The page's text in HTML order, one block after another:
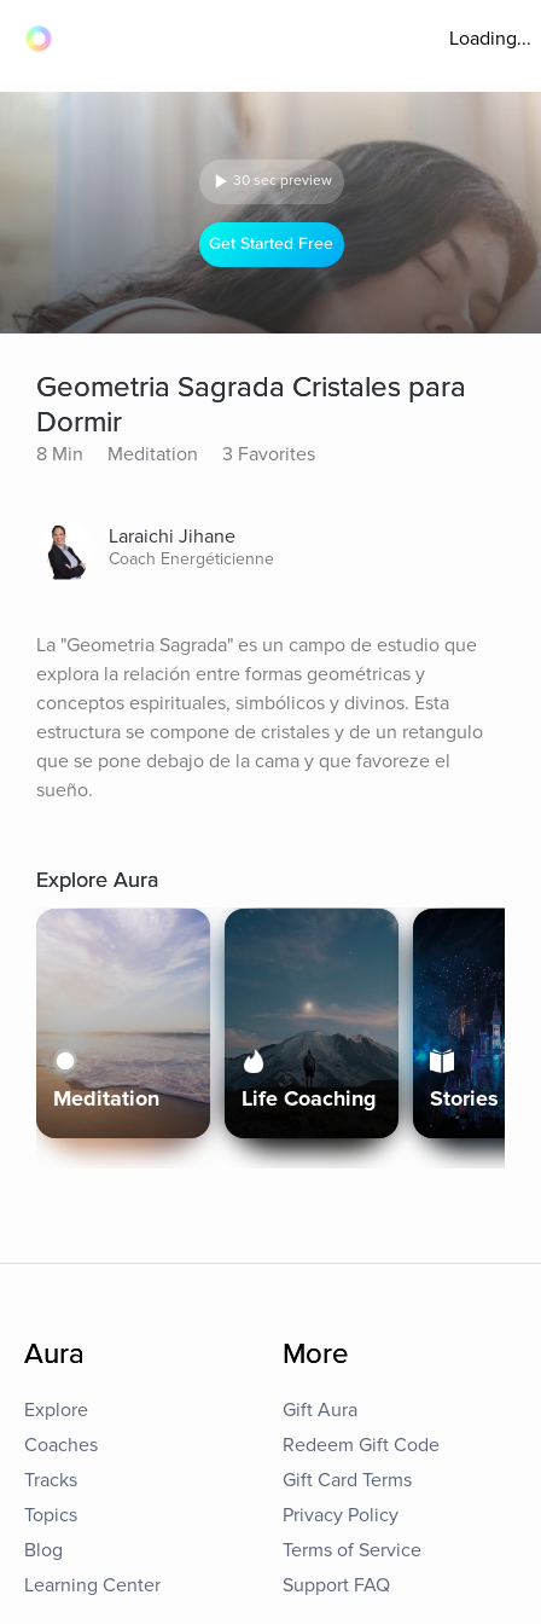
Loading...
30 sec preview
Get Started Free
Geometria Sagrada Cristales para
Dormir
8 Min Meditation 3 Favorites
Laraichi Jihane
Coach Energéticienne
La "Geometria Sagrada" es un campo de estudio que
explora la relación entre formas geométricas y
conceptos espirituales, simbólicos y divinos. Esta
estructura se compone de cristales y de un retangulo
que se pone debajo de la cama y que favoreze el
sueño.
Explore Aura
Meditation Life Coaching Stories
Aura
Explore
Coaches
Tracks
Topics
Blog
Learning Center
More
Gift Aura
Redeem Gift Code
Gift Card Terms
Privacy Policy
Terms of Service
Support FAQ